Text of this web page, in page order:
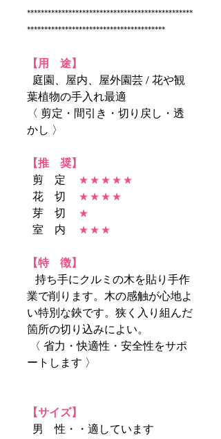
************************************************
****************************************
【用 途】
庭園、屋内、屋外園芸 / 花や観
葉植物の手入れ最適
〈 剪定・間引き・切り戻し・透
かし 〉
【推 奨】
剪 定 ★ ★ ★ ★ ★
花 切 ★ ★ ★ ★
芽 切 ★
室 内 ★ ★ ★
【特 徴】
持ち手にクルミの木を貼り手作
業で削ります。木の感触が心地よ
い特別な鋏です。狭く入り組んだ
箇所の切り込みによい。
〈 省力・快適性・安全性をサポ
ートします 〉
【サイズ】
男 性・・適しています